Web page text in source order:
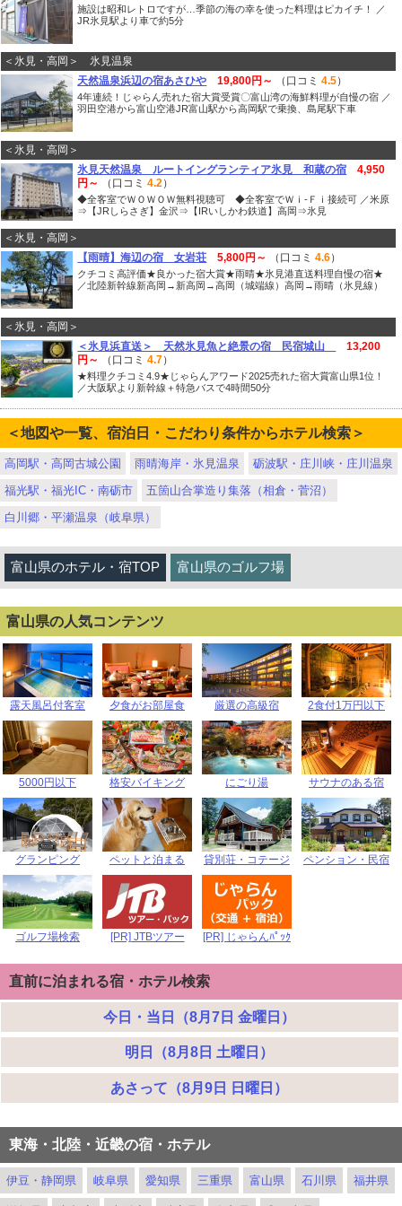
施設は昭和レトロですが…季節の海の幸を使った料理はピカイチ！ ／
JR氷見駅より車で約5分
＜氷見・高岡＞ 氷見温泉
天然温泉浜辺の宿あさひや
19,800円～ （口コミ4.5）
4年連続！じゃらん売れた宿大賞受賞〇富山湾の海鮮料理が自慢の宿 ／
羽田空港から富山空港JR富山駅から高岡駅で乗換、島尾駅下車
＜氷見・高岡＞
氷見天然温泉 ルートイングランティア氷見 和蔵の宿
4,950
円～
（口コミ4.2）
◆全客室でＷＯＷＯＷ無料視聴可 ◆全客室でＷｉ-Ｆｉ接続可 ／米原
⇒【JRしらさぎ】金沢⇒【IRいしかわ鉄道】高岡⇒氷見
＜氷見・高岡＞
【雨晴】海辺の宿 女岩荘
5,800円～ （口コミ4.6）
クチコミ高評価★良かった宿大賞★雨晴★氷見港直送料理自慢の宿★
／北陸新幹線新高岡→新高岡→高岡（城端線）高岡→雨晴（氷見線）
＜氷見・高岡＞
＜氷見浜直送＞ 天然氷見魚と絶景の宿 民宿城山
13,200
円～
（口コミ4.7）
★料理クチコミ4.9★じゃらんアワード2025売れた宿大賞富山県1位！
／大阪駅より新幹線＋特急バスで4時間50分
＜地図や一覧、宿泊日・こだわり条件からホテル検索＞
高岡駅・高岡古城公園 雨晴海岸・氷見温泉
砺波駅・庄川峡・庄川温泉
福光駅・福光IC・南砺市
五箇山合掌造り集落（相倉・菅沼）
白川郷・平瀬温泉（岐阜県）
富山県のホテル・宿TOP 富山県のゴルフ場
富山県の人気コンテンツ
露天風呂付客室 夕食がお部屋食 厳選の高級宿 2食付1万円以下
5000円以下 格安バイキング にごり湯 サウナのある宿
グランピング ペットと泊まる 貸別荘・コテージ ペンション・民宿
ゴルフ場検索 [PR] JTBツアー [PR] じゃらんﾊﾟｯｸ
直前に泊まれる宿・ホテル検索
今日・当日（8月7日 金曜日）
明日（8月8日 土曜日）
あさって（8月9日 日曜日）
東海・北陸・近畿の宿・ホテル
伊豆・静岡県 岐阜県 愛知県 三重県 富山県 石川県 福井県